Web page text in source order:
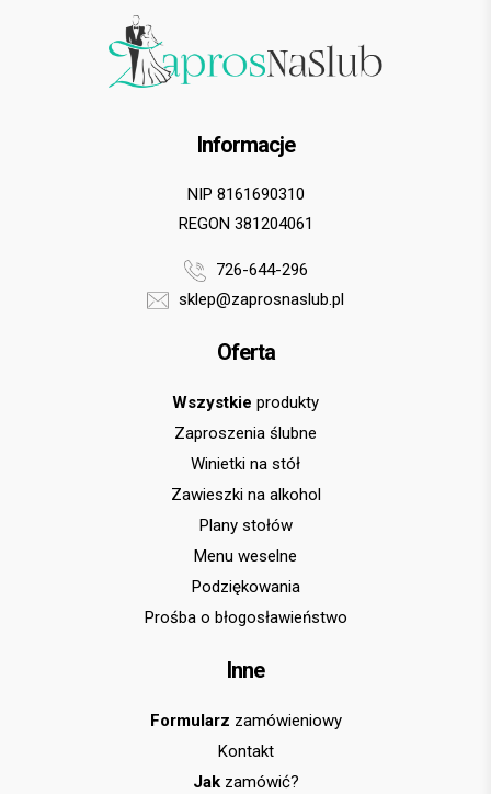
Informacje
NIP 8161690310
REGON 381204061
726-644-296
sklep@zaprosnaslub.pl
Oferta
Wszystkie produkty
Zaproszenia ślubne
Winietki na stół
Zawieszki na alkohol
Plany stołów
Menu weselne
Podziękowania
Prośba o błogosławieństwo
Inne
Formularz zamówieniowy
Kontakt
Jakzamówić?